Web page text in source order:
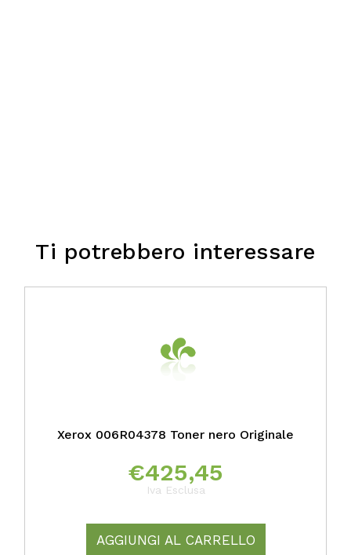
Ti potrebbero interessare
Xerox 006R04378 Toner nero Originale
€425,45
Iva Esclusa
AGGIUNGI AL CARRELLO